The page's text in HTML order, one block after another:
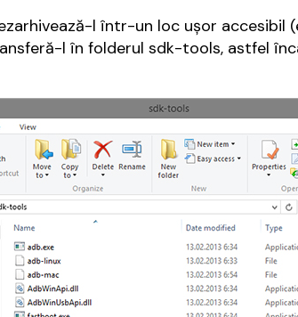
l într-un loc ușor accesibil
l în folderul sdk-tools, astfel